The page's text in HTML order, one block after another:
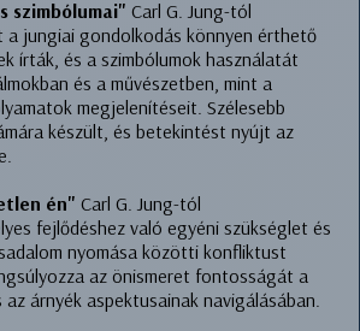
szimbólumai" Carl G. Jung-tól
a jungiai gondolkodás könnyen érthető
írták, és a szimbólumok használatát
és a művészetben, mint a
megjelenítéseit. Szélesebb
készült, és betekintést nyújt az
én" Carl G. Jung-tól
fejlődéshez való egyéni szükséglet és
nyomása közötti konfliktust
az önismeret fontosságát a
árnyék aspektusainak navigálásában.